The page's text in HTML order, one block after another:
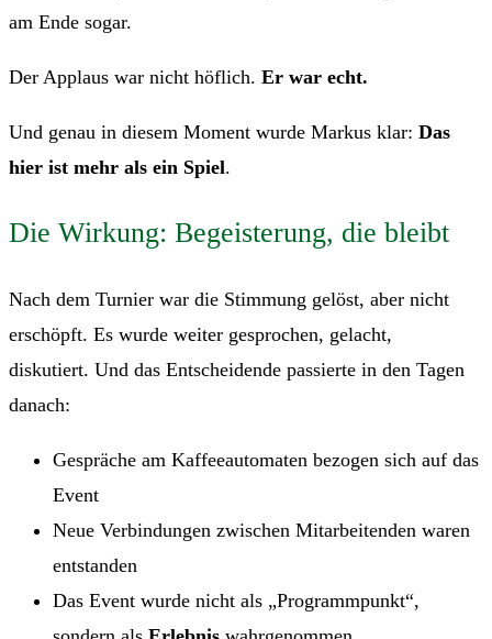
am Ende sogar.
Der Applaus war nicht höflich. Er war echt.
Und genau in diesem Moment wurde Markus klar: Das
hier ist mehr als ein Spiel.
Die Wirkung: Begeisterung, die bleibt
Nach dem Turnier war die Stimmung gelöst, aber nicht
erschöpft. Es wurde weiter gesprochen, gelacht,
diskutiert. Und das Entscheidende passierte in den Tagen
danach:
Gespräche am Kaffeeautomaten bezogen sich auf das
Event
Neue Verbindungen zwischen Mitarbeitenden waren
entstanden
Das Event wurde nicht als „Programmpunkt“,